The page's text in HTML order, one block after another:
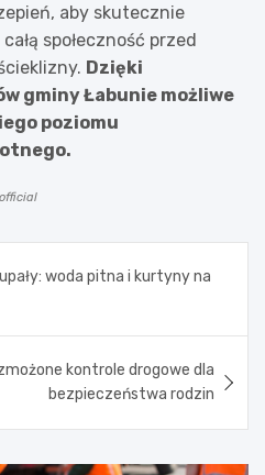
aby skutecznie
społeczność przed
Dzięki
gminy Łabunie możliwe
poziomu
woda pitna i kurtyny na
kontrole drogowe dla
bezpieczeństwa rodzin